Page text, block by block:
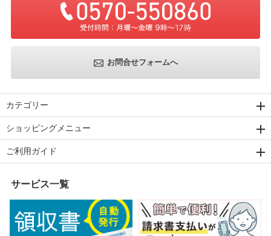
お問合せフォームへ
カテゴリー
ショッピングメニュー
ご利用ガイド
サービス一覧